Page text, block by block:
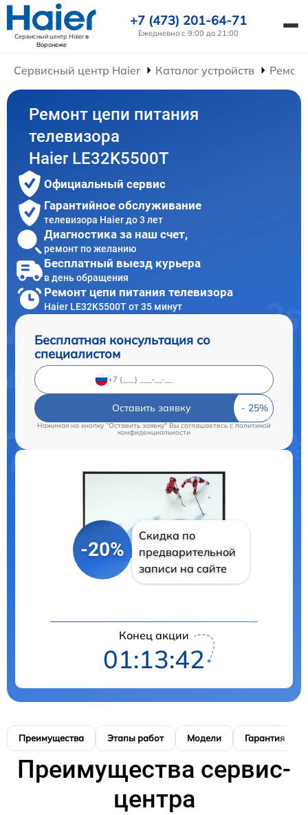
Сервисный центр Haierв
Воронеже
+7 (473) 201-64-71
Ежедневно с 9:00 до 21:00
Сервисный центр Haier Каталог устройств
Ремонт цепи питания
телевизора
Haier LE32K5500T
Официальный сервис
Гарантийное обслуживание
телевизора Haier до 3 лет
Диагностика за наш счет,
ремонт по желанию
Бесплатный выезд курьера
в день обращения
Ремонт цепи питания телевизора
Haier LE32K5500T от 35 минут
Бесплатная консультация со
специалистом
Оставить заявку
Нажимая на кнопку "Оставить заявку" Вы соглашаетесь cполитикой
конфиденциальности
-20%
Скидка по
предварительной
записи на сайте
Конец акции
01:13:42
Преимущества Этапы работ Модели Гарантия
Преимущества сервис-
центра